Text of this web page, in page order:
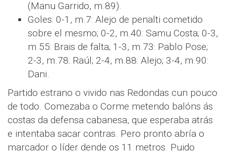
(Manu Garrido, m.89).
Goles: 0-1, m.7: Alejo de penalti cometido
sobre el mesmo; 0-2, m.40: Samu Costa; 0-3,
m.55: Brais de falta; 1-3, m.73: Pablo Pose;
2-3, m.78: Raúl; 2-4, m.88: Alejo; 3-4, m.90:
Dani.
Partido estrano o vivido nas Redondas cun pouco
de todo. Comezaba o Corme metendo balóns ás
costas da defensa cabanesa, que esperaba atrás
e intentaba sacar contras. Pero pronto abría o
marcador o líder dende os 11 metros. Puido